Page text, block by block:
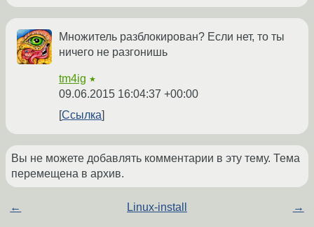
Множитель разблокирован? Если нет, то ты
ничего не разгонишь
tm4ig ★
09.06.2015 16:04:37 +00:00
Ссылка
Вы не можете добавлять комментарии в эту тему. Тема
перемещена в архив.
← Linux-install →